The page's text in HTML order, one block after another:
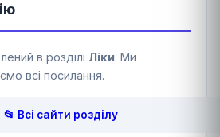
в розділі Ліки. Ми
всі посилання.
📂 Всі сайти розділу